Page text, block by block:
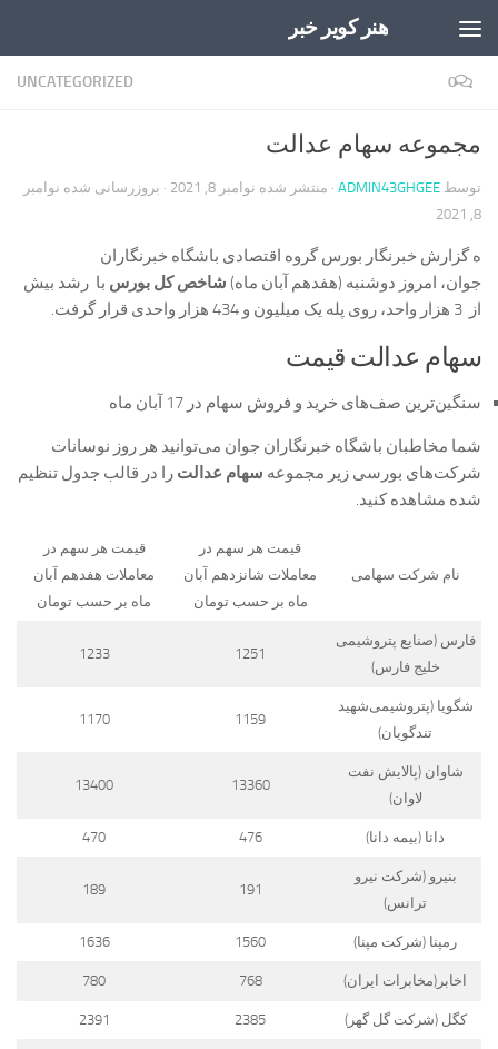
هنر کویر خبر
UNCATEGORIZED 0
مجموعه سهام عدالت
توسط ADMIN43GHGEE · منتشر شده نوامبر 8, 2021 · بروزرسانی شده نوامبر
8, 2021
ه گزارش خبرنگار بورس گروه اقتصادی باشگاه خبرنگاران
جوان، امروز دوشنبه (هفدهم آبان ماه) شاخص کل بورس با رشد بیش
از 3 هزار واحد، روی پله یک میلیون و 434 هزار واحدی قرار گرفت.
سهام عدالت قیمت
سنگین‌ترین صف‌های خرید و فروش سهام در 17 آبان ماه
شما مخاطبان باشگاه خبرنگاران جوان می‌توانید هر روز نوسانات
شرکت‌های بورسی زیر مجموعه سهام عدالت را در قالب جدول تنظیم
شده مشاهده کنید.
نام شرکت سهامی
قیمت هر سهم در
معاملات شانزدهم آبان
ماه بر حسب تومان
قیمت هر سهم در
معاملات هفدهم آبان
ماه بر حسب تومان
فارس (صنایع‌ پتروشیمی
خلیج فارس)
1251
1233
شگویا (پتروشیمی‌شهید
تندگویان)
1159
1170
شاوان (پالایش نفت
لاوان)
13360
13400
دانا (بیمه دانا) 476
470
بنیرو (شرکت نیرو
ترانس)
191
189
رمپنا (شرکت مپنا) 1560
1636
اخابر(مخابرات ایران) 768
780
کگل (شرکت گل گهر) 2385
2391